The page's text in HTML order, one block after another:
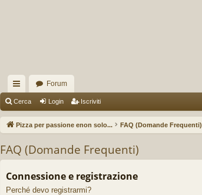
oll
eg
m
ti
Forum
Cerca Login Iscriviti
Pizza per passione enon solo... FAQ (Domande Frequenti)
FAQ (Domande Frequenti)
Connessione e registrazione
Perché devo registrarmi?